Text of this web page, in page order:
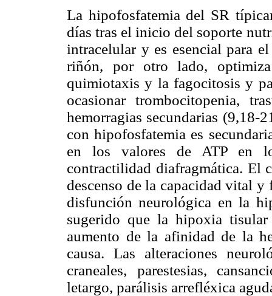
La hipofosfatemia del SR
días tras el inicio del soporte
intracelular y es esencial para
riñón, por otro lado,
quimiotaxis y la fagocitosis y
ocasionar trombocitopenia,
hemorragias secundarias (9,18-
con hipofosfatemia es
en los valores de ATP en
contractilidad diafragmática. El
descenso de la capacidad vital
disfunción neurológica en la
sugerido que la hipoxia
aumento de la afinidad de la
causa. Las alteraciones
craneales, parestesias,
letargo, parálisis arrefléxica